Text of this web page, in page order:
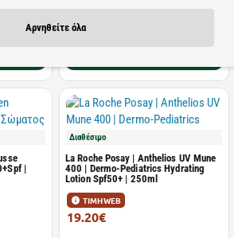
17.98€
|
Διαθέσιμο
La Roche Posay | Anthelios UV Mune
400 | Dermo-Pediatrics Hydrating
Lotion Spf50+ | 250ml
ΤΙΜΗ WEB
19.20€
Αρνηθείτε όλα